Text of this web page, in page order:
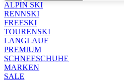
ALPIN SKI
RENNSKI
FREESKI
TOURENSKI
LANGLAUF
PREMIUM
SCHNEESCHUHE
MARKEN
SALE